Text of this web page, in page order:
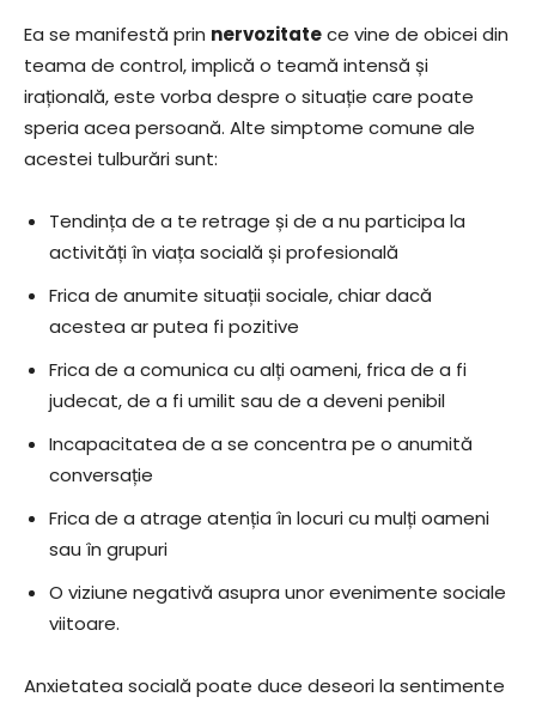
Ea se manifestă prin nervozitatece vine de obicei din
teama de control, implică o teamă intensă și
irațională, este vorba despre o situație care poate
speria acea persoană. Alte simptome comune ale
acestei tulburări sunt:
Tendința de a te retrage și de a nu participa la
activități în viața socială și profesională
Frica de anumite situații sociale, chiar dacă
acestea ar putea fi pozitive
Frica de a comunica cu alți oameni, frica de a fi
judecat, de a fi umilit sau de a deveni penibil
Incapacitatea de a se concentra pe o anumită
conversație
Frica de a atrage atenția în locuri cu mulți oameni
sau în grupuri
O viziune negativă asupra unor evenimente sociale
viitoare.
Anxietatea socială poate duce deseori la sentimente